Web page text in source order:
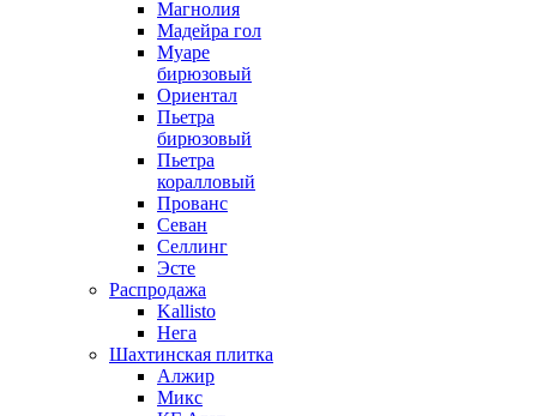
Магнолия
Мадейра гол
Муаре
бирюзовый
Ориентал
Пьетра
бирюзовый
Пьетра
коралловый
Прованс
Севан
Селлинг
Эсте
Распродажа
Kallisto
Нега
Шахтинская плитка
Алжир
Микс